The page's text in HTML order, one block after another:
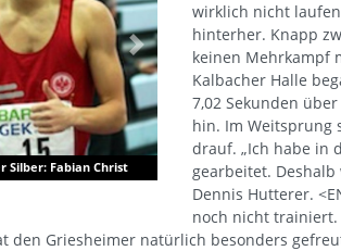
Silber: Fabian Christ
Next
wirklich nicht
hinterher. Knapp
keinen Mehrkampf
Kalbacher Halle
7,02 Sekunden
hin. Im Weitsprung
drauf. „Ich habe in
gearbeitet. Deshalb
Dennis Hutterer.
noch nicht
den Griesheimer natürlich besonders